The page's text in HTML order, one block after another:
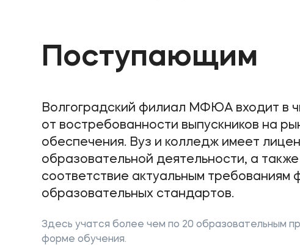
Абитуриентам
Студентам
Приемная комиссия Полезное
Поступающим
Волгоградский филиал МФЮА входит в
от востребованности выпускников на
обеспечения. Вуз и колледж имеет
образовательной деятельности, а
соответствие актуальным требованиям
образовательных стандартов.
Здесь учатся более чем по 20 образовательным
форме обучения.